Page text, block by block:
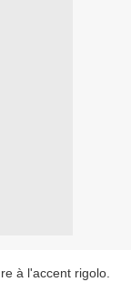
à l'accent rigolo.